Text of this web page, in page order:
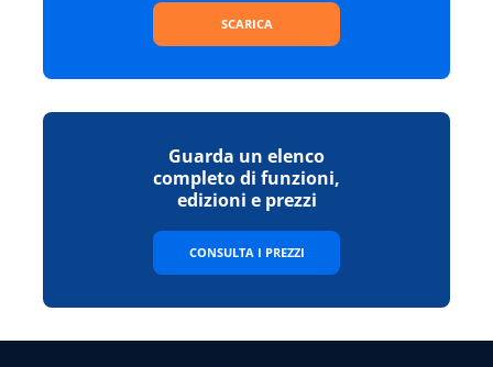
SCARICA
Guarda un elenco
completo di funzioni,
edizioni e prezzi
CONSULTA I PREZZI